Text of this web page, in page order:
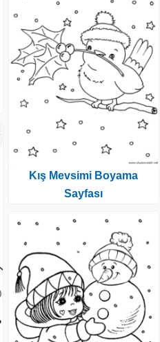
Kış Mevsimi Boyama
Sayfası